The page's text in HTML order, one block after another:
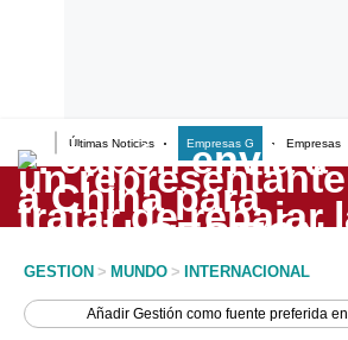
Últimas Noticias Empresas G Empresas
Lo último
Peru Quiosco
GESTION > MUNDO > INTERNACIONAL
AñadirGestión como fuente preferida en